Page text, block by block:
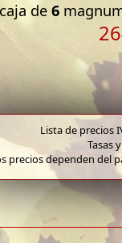
de 6
Lista de precios
Tasas
precios dependen del